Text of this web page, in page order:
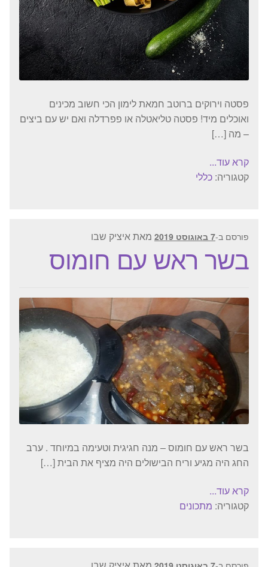
פסטה וירוקים ברוטב חמאת לימון הכי חשוב מכינים
ואוכלים מיד! פסטה טליאטלה או פפרדלה ואם יש עם ביצים
– מה […]
קרא עוד...
קטגוריה: כללי
פורסם ב-7 באוגוסט 2019 מאתאיציק שבו
בשר ראש עם חומוס
בשר ראש עם חומוס – מנה חגיגית וטעימה במיוחד . ערב
החג היה מגיע וריח הבישולים היה מציף את הבית […]
קרא עוד...
קטגוריה: מתכונים